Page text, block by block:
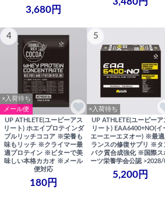
3,680円
4
×入荷待ち
メール便
UP ATHLETE(ユーピーアス
リート) ホエイプロテインダ
ブルリッチココア ※栄養も
味もリッチ ※クライマー最
適プロテイン ※ビターで美
味しい本格カカオ ※メール
便対応
180円
5
×入荷待ち
UP ATHLETE(ユーピーア
リート) EAA6400+NO(イ
エーエーエヌオー) ※最
ランスの修復サプリ ※タ
パク質合成強化 ※国際ス
ーツ栄養学会公認 >2028/
5,200円